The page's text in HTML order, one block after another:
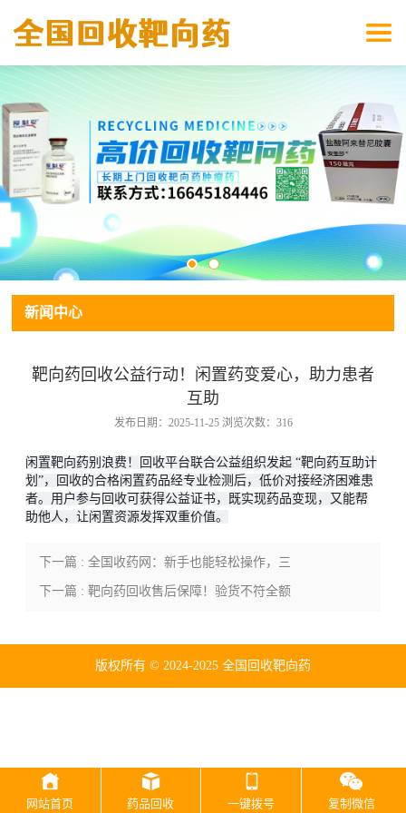
新闻中心
靶向药回收公益行动！闲置药变爱心，助力患者
互助
发布日期：2025-11-25 浏览次数：316
闲置靶向药别浪费！回收平台联合公益组织发起 “靶向药互助计
划”，回收的合格闲置药品经专业检测后，低价对接经济困难患
者。用户参与回收可获得公益证书，既实现药品变现，又能帮
助他人，让闲置资源发挥双重价值。
下一篇 : 全国收药网：新手也能轻松操作，三
步完成药品回收
下一篇 : 靶向药回收售后保障！验货不符全额
版权所有 © 2024-2025 全国回收靶向药
网站首页 药品回收 一键拨号 复制微信